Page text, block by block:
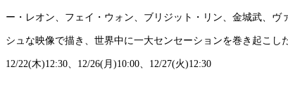
ー・レオン、フェイ・ウォン、ブリジット・リン、金城武、
シュな映像で描き、世界中に一大センセーションを巻き起こし
12/22(木)12:30、12/26(月)10:00、12/27(火)12:30